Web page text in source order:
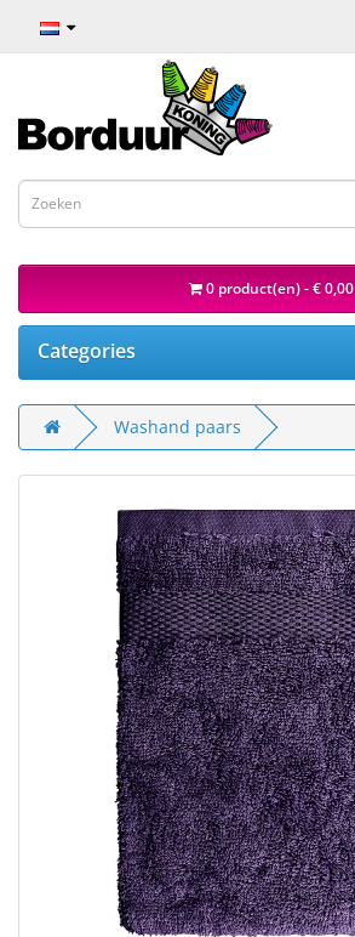
0 product(en) - € 0,00
Categories
Washand paars